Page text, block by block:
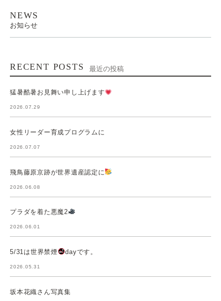
NEWS
お知らせ
RECENT POSTS 最近の投稿
猛暑酷暑お見舞い申し上げます
2026.07.29
女性リーダー育成プログラムに
2026.07.07
飛鳥藤原京跡が世界遺産認定に
2026.06.08
プラダを着た悪魔2
2026.06.01
5/31は世界禁煙 dayです。
2026.05.31
坂本花織さん写真集